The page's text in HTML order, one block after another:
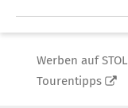
Werben auf STOL
Tourentipps